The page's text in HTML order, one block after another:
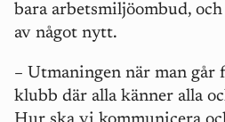
bara arbetsmiljöombud,
av något nytt.
– Utmaningen när man går
klubb där alla känner alla